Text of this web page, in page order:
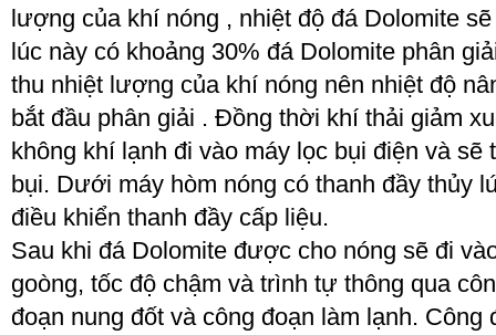
lượng của khí nóng , nhiệt độ đá Dolomite
lúc này có khoảng 30% đá Dolomite phân
thu nhiệt lượng của khí nóng nên nhiệt độ
bắt đầu phân giải . Đồng thời khí thải giảm
không khí lạnh đi vào máy lọc bụi điện và sẽ
bụi. Dưới máy hòm nóng có thanh đầy thủy
điều khiển thanh đầy cấp liệu.
Sau khi đá Dolomite được cho nóng sẽ đi
goòng, tốc độ chậm và trình tự thông qua
đoạn nung đốt và công đoạn làm lạnh. Công